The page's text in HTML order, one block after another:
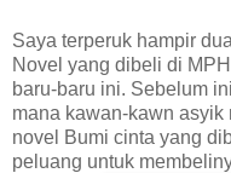
Saya terperuk hampir
Novel yang dibeli di
baru-baru ini. Sebelum
mana kawan-kawn
novel Bumi cinta yang
peluang untuk